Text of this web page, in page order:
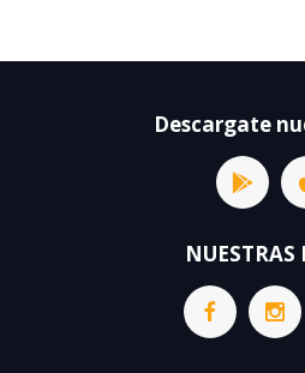
Descargate
NUESTRAS